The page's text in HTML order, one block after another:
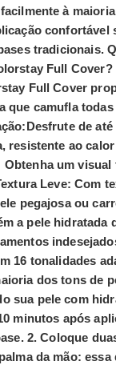
à
confortável
tradicionais.
Full Cover?
Full Cover
que camufla
Desfrute de
resistente ao
Obtenha um
Leve: Com
pegajosa ou
a pele hidratada
16 tonalidades
dos tons de
sua pele com
minutos após
2. Coloque
da mão: essa